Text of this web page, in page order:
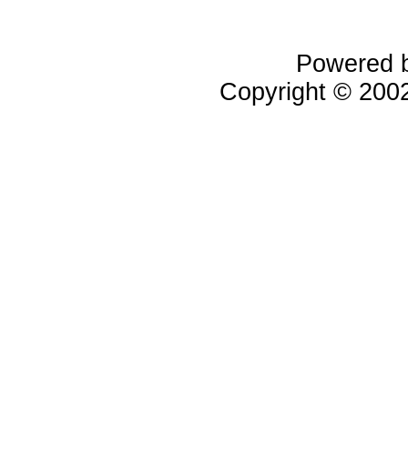
Powered
Copyright ©